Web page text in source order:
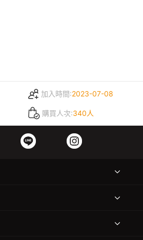
加入時間:2023-07-08
購買人次:340人